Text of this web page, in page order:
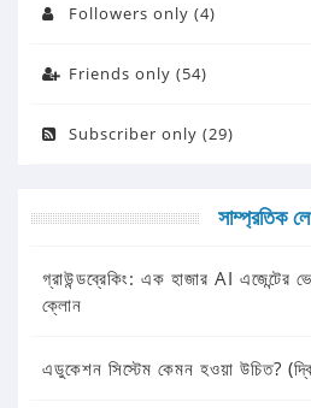
Followers only (4)
Friends only (54)
Subscriber only (29)
সাম্প্রতিক
গ্রাউন্ডব্রেকিং: এক হাজার AI এজেন্টের
ক্লোন
এডুকেশন সিস্টেম কেমন হওয়া উচিত?